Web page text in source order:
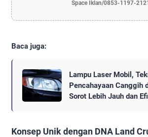
Space Iklan/0853-1197-
Baca juga:
Lampu Laser Mobil,
Pencahayaan Canggih
Sorot Lebih Jauh dan
Konsep Unik dengan DNA Land